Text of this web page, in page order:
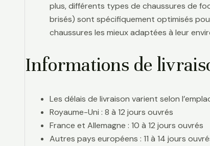
plus, différents types de chaussures de
brisés) sont spécifiquement optimisés
chaussures les mieux adaptées à leur
Informations de
Les délais de livraison varient selon
Royaume-Uni : 8 à 12 jours ouvrés
France et Allemagne : 10 à 12 jours ouvrés
Autres pays européens : 11 à 14 jours